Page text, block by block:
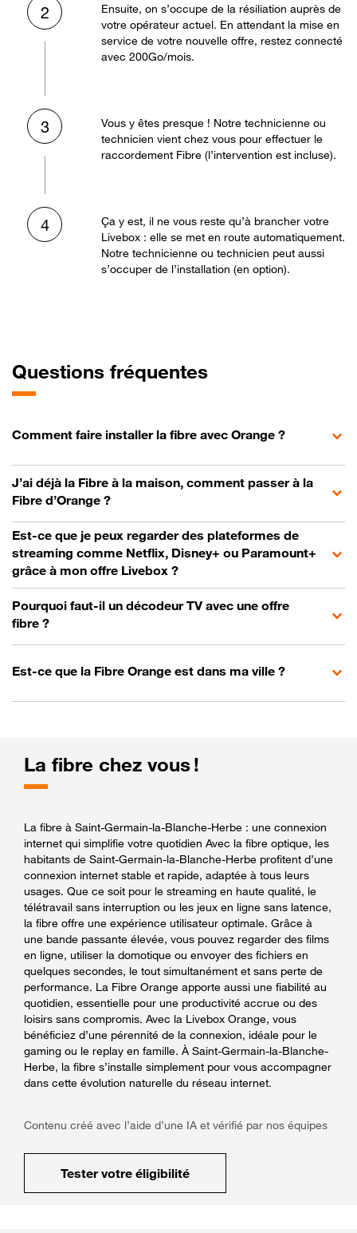
2
Ensuite, on s’occupe de la résiliation auprès de
votre opérateur actuel. En attendant la mise en
service de votre nouvelle offre, restez connecté
avec 200Go/mois.
3
Vous y êtes presque ! Notre technicienne ou
technicien vient chez vous pour effectuer le
raccordement Fibre (l’intervention est incluse).
4
Ça y est, il ne vous reste qu’à brancher votre
Livebox : elle se met en route automatiquement.
Notre technicienne ou technicien peut aussi
s’occuper de l’installation (en option).
Questions fréquentes
Comment faire installer la fibre avec Orange ?
J’ai déjà la Fibre à la maison, comment passer à la
Fibre d’Orange ?
Est-ce que je peux regarder des plateformes de
streaming comme Netflix, Disney+ ou Paramount+
grâce à mon offre Livebox ?
Pourquoi faut-il un décodeur TV avec une offre
fibre ?
Est-ce que la Fibre Orange est dans ma ville ?
La fibre chez vous !
La fibre à Saint-Germain-la-Blanche-Herbe : une connexion
internet qui simplifie votre quotidien Avec la fibre optique, les
habitants de Saint-Germain-la-Blanche-Herbe profitent d’une
connexion internet stable et rapide, adaptée à tous leurs
usages. Que ce soit pour le streaming en haute qualité, le
télétravail sans interruption ou les jeux en ligne sans latence,
la fibre offre une expérience utilisateur optimale. Grâce à
une bande passante élevée, vous pouvez regarder des films
en ligne, utiliser la domotique ou envoyer des fichiers en
quelques secondes, le tout simultanément et sans perte de
performance. La Fibre Orange apporte aussi une fiabilité au
quotidien, essentielle pour une productivité accrue ou des
loisirs sans compromis. Avec la Livebox Orange, vous
bénéficiez d’une pérennité de la connexion, idéale pour le
gaming ou le replay en famille. À Saint-Germain-la-Blanche-
Herbe, la fibre s’installe simplement pour vous accompagner
dans cette évolution naturelle du réseau internet.
Contenu créé avec l’aide d’une IA et vérifié par nos équipes
Tester votre éligibilité